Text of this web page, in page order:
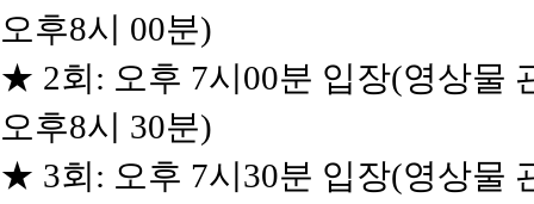
오후8시 00분)
★ 2회: 오후 7시00분 입장(영상물
오후8시 30분)
★ 3회: 오후 7시30분 입장(영상물